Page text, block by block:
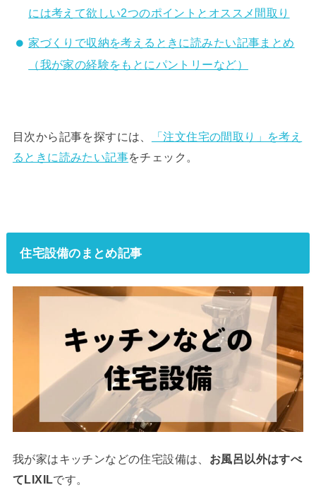
には考えて欲しい2つのポイントとオススメ間取り
家づくりで収納を考えるときに読みたい記事まとめ
（我が家の経験をもとにパントリーなど）
目次から記事を探すには、
「注文住宅の間取り」を考え
るときに読みたい記事をチェック。
住宅設備のまとめ記事
我が家はキッチンなどの住宅設備は、 お風呂以外はすべ
てLIXILです。